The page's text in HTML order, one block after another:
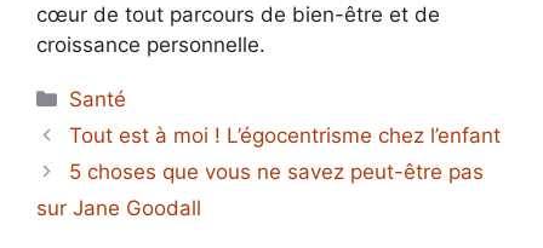
cœur de tout parcours de bien-être et de
croissance personnelle.
Catégories
Santé
Tout est à moi ! L’égocentrisme chez l’enfant
5 choses que vous ne savez peut-être pas
sur Jane Goodall